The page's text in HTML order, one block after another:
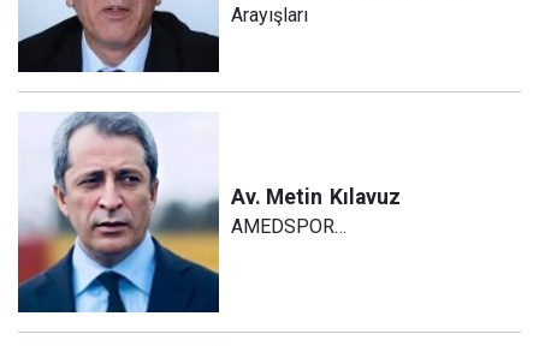
Arayışları
Av. Metin Kılavuz
AMEDSPOR…